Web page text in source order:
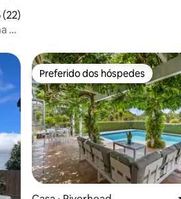
uma avaliação média de 5, 22
(22)
–
Preferido dos hóspedes
Preferido dos hóspedes